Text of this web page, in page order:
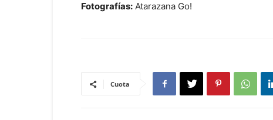
Fotografías: Atarazana Go!
Cuota